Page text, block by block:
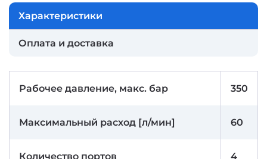
Характеристики
Оплата и доставка
Рабочее давление, макс. бар 350
Максимальный расход [л/мин] 60
Количество портов 4